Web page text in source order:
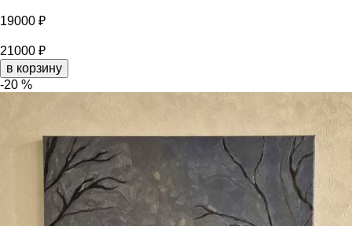
19000 ₽
21000 ₽
в корзину
-20 %